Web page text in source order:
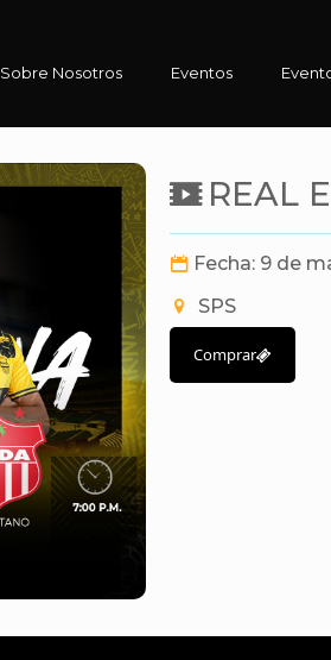
Sobre Nosotros Eventos
REAL
Fecha: 9 de
SPS
Comprar